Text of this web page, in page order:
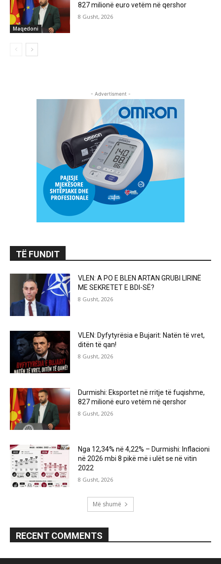
Maqedoni
827 milionë euro vetëm në qershor
8 Gusht, 2026
- Advertisment -
TË FUNDIT
VLEN: A PO E BLEN ARTAN GRUBI LIRINË
ME SEKRETET E BDI-SË?
8 Gusht, 2026
VLEN: Dyfytyrësia e Bujarit: Natën të vret,
ditën të qan!
8 Gusht, 2026
Durmishi: Eksportet në rritje të fuqishme,
827 milionë euro vetëm në qershor
8 Gusht, 2026
Nga 12,34% në 4,22% – Durmishi: Inflacioni
në 2026 mbi 8 pikë më i ulët se në vitin
2022
8 Gusht, 2026
Më shumë
RECENT COMMENTS